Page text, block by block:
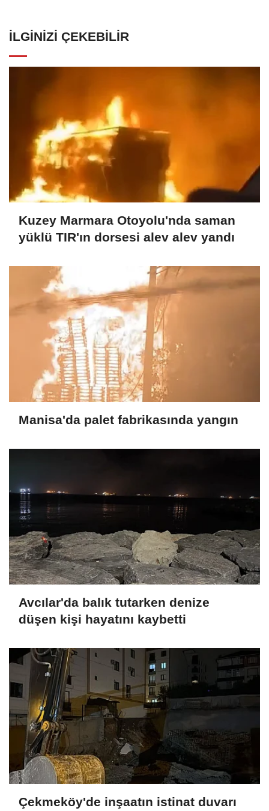
İLGINIZI ÇEKEBILIR
Kuzey Marmara Otoyolu'nda saman
yüklü TIR'ın dorsesi alev alev yandı
Manisa'da palet fabrikasında yangın
Avcılar'da balık tutarken denize
düşen kişi hayatını kaybetti
Çekmeköy'de inşaatın istinat duvarı